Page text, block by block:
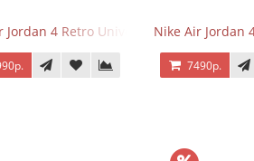
Jordan 4 Retro University BlueNike Air Jordan
7490р.